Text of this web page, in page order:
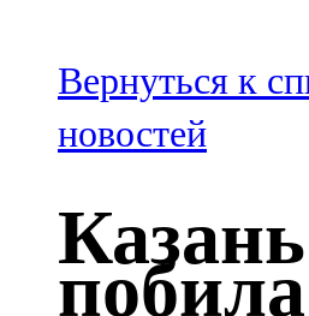
100,3 FM
Зәй
106,6 FM
Кадыбаш
105,2 FM
Вернуться к
новостей
Казань
побила